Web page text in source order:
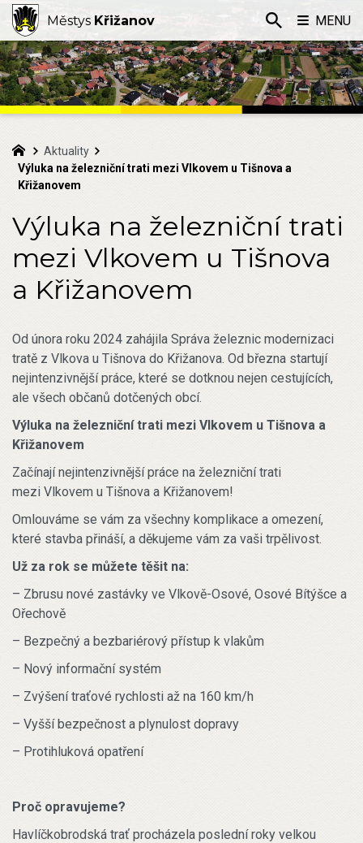
Aktuality
Výluka na železniční trati mezi Vlkovem u Tišnova a
Křižanovem
Výluka na železniční trati
mezi Vlkovem u Tišnova
a Křižanovem
Od února roku 2024 zahájila Správa železnic modernizaci
tratě z Vlkova u Tišnova do Křižanova. Od března startují
nejintenzivnější práce, které se dotknou nejen cestujících,
ale všech občanů dotčených obcí.
Výluka na železniční trati mezi Vlkovem u Tišnova a
Křižanovem
Začínají nejintenzivnější práce na železniční trati
mezi Vlkovem u Tišnova a Křižanovem!
Omlouváme se vám za všechny komplikace a omezení,
které stavba přináší, a děkujeme vám za vaši trpělivost.
Už za rok se můžete těšit na:
– Zbrusu nové zastávky ve Vlkově-Osové, Osové Bítýšce a
Ořechově
– Bezpečný a bezbariérový přístup k vlakům
– Nový informační systém
– Zvýšení traťové rychlosti až na 160 km/h
– Vyšší bezpečnost a plynulost dopravy
– Protihluková opatření
Proč opravujeme?
Havlíčkobrodská trať procházela poslední roky velkou
Městys Křižanov MENU